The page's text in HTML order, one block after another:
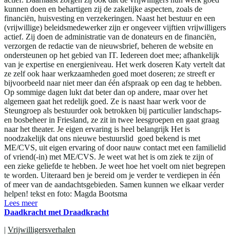
kunnen doen en behartigen zij de zakelijke aspecten, zoals de
financiën, huisvesting en verzekeringen. Naast het bestuur en een
(vrijwillige) beleidsmedewerker zijn er ongeveer vijftien vrijwilligers
actief. Zij doen de administratie van de donateurs en de financiën,
verzorgen de redactie van de nieuwsbrief, beheren de website en
ondersteunen op het gebied van IT. Iedereen doet mee; afhankelijk
van je expertise en energieniveau. Het werk doseren Katy vertelt dat
ze zelf ook haar werkzaamheden goed moet doseren; ze streeft er
bijvoorbeeld naar niet meer dan één afspraak op een dag te hebben.
Op sommige dagen lukt dat beter dan op andere, maar over het
algemeen gaat het redelijk goed. Ze is naast haar werk voor de
Steungroep als bestuurder ook betrokken bij particulier landschaps-
en bosbeheer in Friesland, ze zit in twee leesgroepen en gaat graag
naar het theater. Je eigen ervaring is heel belangrijk Het is
noodzakelijk dat ons nieuwe bestuurslid goed bekend is met
ME/CVS, uit eigen ervaring of door nauw contact met een familielid
of vriend(-in) met ME/CVS. Je weet wat het is om ziek te zijn of
een zieke geliefde te hebben. Je weet hoe het voelt om niet begrepen
te worden. Uiteraard ben je bereid om je verder te verdiepen in één
of meer van de aandachtsgebieden. Samen kunnen we elkaar verder
helpen! tekst en foto: Magda Bootsma
Lees meer
Daadkracht met Draadkracht
| Vrijwilligersverhalen